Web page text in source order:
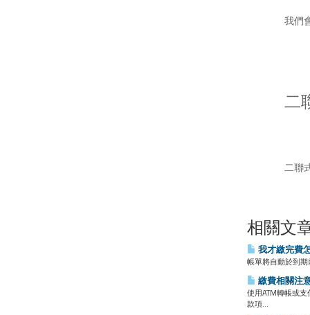
我們
二
二聯
相關文
我才繳完費
帳單將自動於到
繳費相關注
使用ATM轉帳或
款項...